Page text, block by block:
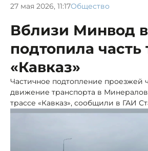
27 мая 2026, 11:17Общество
Вблизи Минвод
подтопила часть
«Кавказ»
Частичное подтопление проезжей
движение транспорта в
трассе «Кавказ», сообщили в ГАИ